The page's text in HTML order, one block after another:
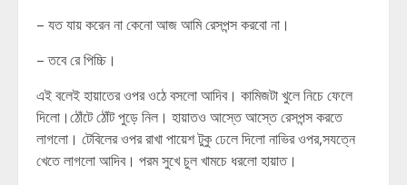
– যত যায় করেন না কেনো আজ আমি রেসপন্স করবো না।
– তবে রে পিচ্চি।
এই বলেই হায়াতের ওপর ওঠে বসলো আদিব। কামিজটা খুলে নিচে ফেলে
দিলো।ঠোঁটে ঠোঁট পুড়ে নিল। হায়াতও আস্তে আস্তে রেসপন্স করতে
লাগলো। টেবিলের ওপর রাখা পায়েশ টুকু ঢেলে দিলো নাভির ওপর,সযত্নে
খেতে লাগলো আদিব। পরম সুখে চুল খামচে ধরলো হায়াত।